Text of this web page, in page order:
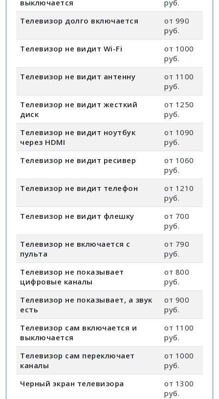
выключается
руб.
Телевизор долго включается
от 990
руб.
Телевизор не видит Wi-Fi
от 1000
руб.
Телевизор не видит антенну
от 1100
руб.
Телевизор не видит жесткий
диск
от 1250
руб.
Телевизор не видит ноутбук
через HDMI
от 1090
руб.
Телевизор не видит ресивер
от 1060
руб.
Телевизор не видит телефон
от 1210
руб.
Телевизор не видит флешку
от 700
руб.
Телевизор не включается с
пульта
от 790
руб.
Телевизор не показывает
цифровые каналы
от 800
руб.
Телевизор не показывает, а звук
есть
от 900
руб.
Телевизор сам включается и
выключается
от 1100
руб.
Телевизор сам переключает
каналы
от 1000
руб.
Черный экран телевизора
от 1300
руб.